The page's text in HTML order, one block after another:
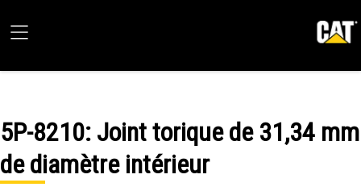
5P-8210: Joint torique de 31,34 mm
de diamètre intérieur